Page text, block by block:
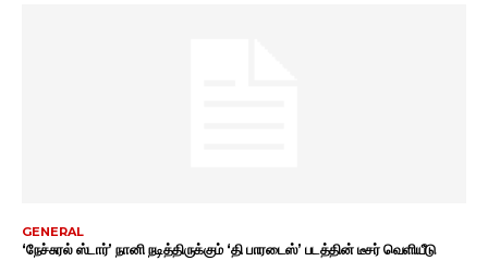
GENERAL
‘நேச்சுரல் ஸ்டார்’ நானி நடித்திருக்கும் ‘தி பாரடைஸ்’ படத்தின் டீசர் வெளியீடு